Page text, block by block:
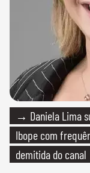
→ Daniela Lima
Ibope com
demitida do canal